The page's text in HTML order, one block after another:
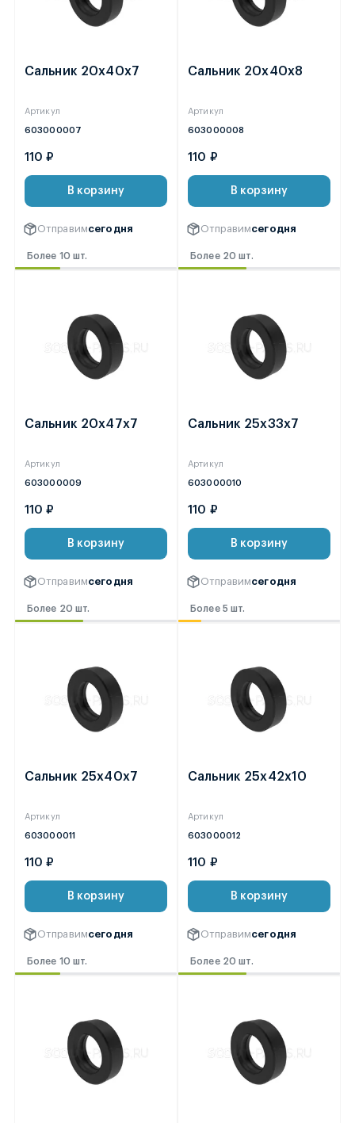
Сальник 20х40х7
Артикул
603000007
110 ₽
В корзину
Отправимсегодня
Более 10 шт.
Сальник 20х40х8
Артикул
603000008
110 ₽
В корзину
Отправимсегодня
Более 20 шт.
Сальник 20х47х7
Артикул
603000009
110 ₽
В корзину
Отправимсегодня
Более 20 шт.
Сальник 25х33х7
Артикул
603000010
110 ₽
В корзину
Отправимсегодня
Более 5 шт.
Сальник 25х40х7
Артикул
603000011
110 ₽
В корзину
Отправимсегодня
Более 10 шт.
Сальник 25х42х10
Артикул
603000012
110 ₽
В корзину
Отправимсегодня
Более 20 шт.